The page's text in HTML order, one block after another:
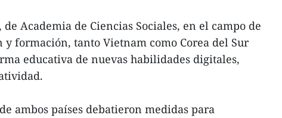
Academia de Ciencias Sociales, en el campo de
y formación, tanto Vietnam como Corea del Sur
educativa de nuevas habilidades digitales,
ambos países debatieron medidas para